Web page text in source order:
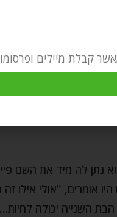
מהעיירה מז'יבוז' –
לברסלב לפני שיקרא
יכול היה לתת לה את
נתן לה מיד את השם
אומרים, "אולי אילו זה
הבת השנייה יכולה
קבלת מיילים